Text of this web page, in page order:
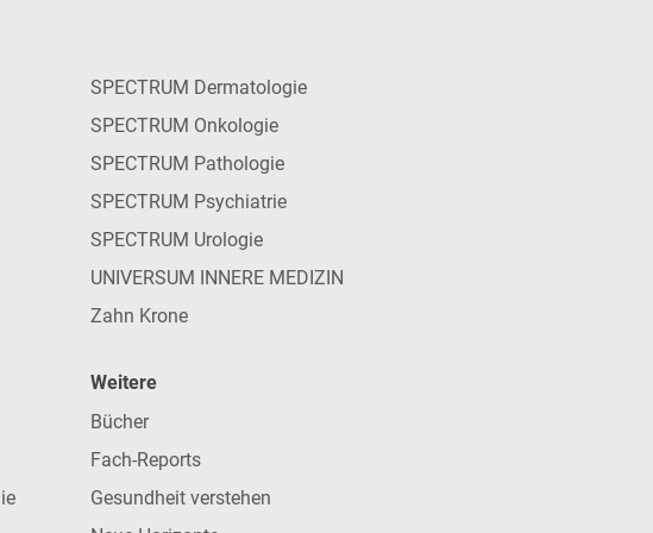
SPECTRUM Dermatologie
SPECTRUM Onkologie
SPECTRUM Pathologie
SPECTRUM Psychiatrie
SPECTRUM Urologie
UNIVERSUM INNERE MEDIZIN
Zahn Krone
Weitere
Bücher
Fach-Reports
Gesundheit verstehen